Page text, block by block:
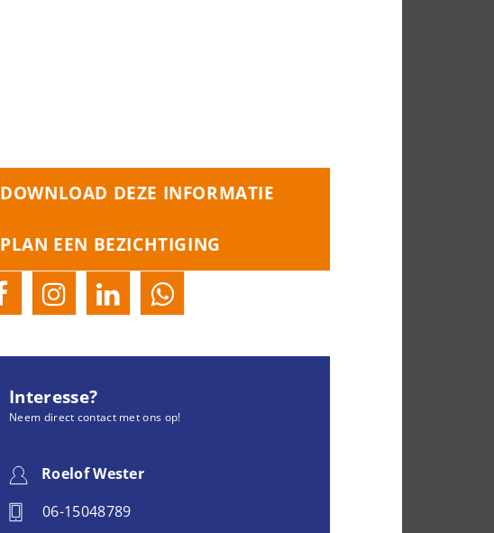
DOWNLOAD DEZE INFORMATIE
PLAN EEN BEZICHTIGING
Interesse?
Neem direct contact met ons op!
Roelof Wester
06-15048789